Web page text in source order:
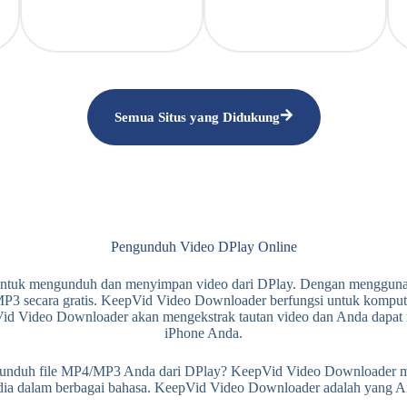
Semua Situs yang Didukung
Pengunduh Video DPlay Online
mengunduh dan menyimpan video dari DPlay. Dengan
secara gratis. KeepVid Video Downloader berfungsi untuk
Video Downloader akan mengekstrak tautan video dan Anda
iPhone Anda.
file MP4/MP3 Anda dari DPlay? KeepVid Video Downloader
dalam berbagai bahasa. KeepVid Video Downloader adalah yang